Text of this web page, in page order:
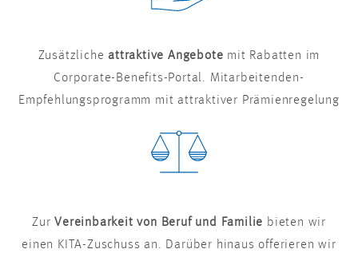
Zusätzliche attraktive Angebote mit Rabatten im
Corporate-Benefits-Portal. Mitarbeitenden-
Empfehlungsprogramm mit attraktiver Prämienregelung
ZurVereinbarkeit von Beruf und Familie bieten wir
einen KITA-Zuschuss an. Darüber hinaus offerieren wir